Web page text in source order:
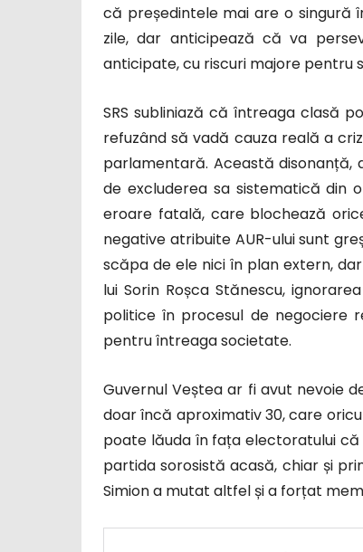
că președintele mai are o singură
zile, dar anticipează că va
anticipate, cu riscuri majore pentru
SRS subliniază că întreaga clasă
refuzând să vadă cauza reală a
parlamentară. Această disonanță,
de excluderea sa sistematică din
eroare fatală, care blochează
negative atribuite AUR-ului sunt
scăpa de ele nici în plan extern,
lui Sorin Roșca Stănescu,
politice în procesul de negociere
pentru întreaga societate.
Guvernul Veștea ar fi avut nevoie
doar încă aproximativ 30, care
poate lăuda în fața electoratului
partida sorosistă acasă, chiar și
Simion a mutat altfel și a forțat